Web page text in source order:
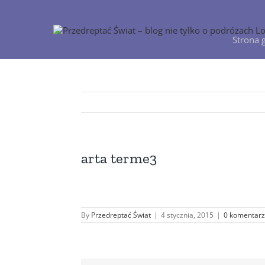
Strona
arta terme3
By Przedreptać Świat | 4 stycznia, 2015 | 0